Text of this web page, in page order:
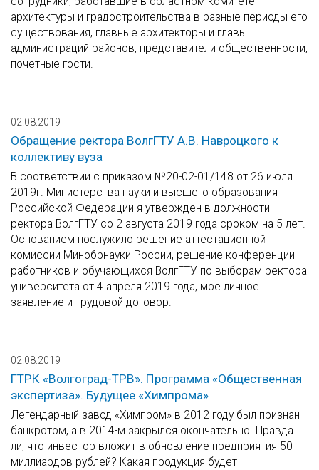
архитектуры и градостроительства в разные периоды его
существования, главные архитекторы и главы
администраций районов, представители общественности,
почетные гости.
02.08.2019
Обращение ректора ВолгГТУ А.В. Навроцкого к
коллективу вуза
В соответствии с приказом №20-02-01/148 от 26 июля
2019г. Министерства науки и высшего образования
Российской Федерации я утвержден в должности
ректора ВолгГТУ со 2 августа 2019 года сроком на 5 лет.
Основанием послужило решение аттестационной
комиссии Минобрнауки России, решение конференции
работников и обучающихся ВолгГТУ по выборам ректора
университета от 4 апреля 2019 года, мое личное
заявление и трудовой договор.
02.08.2019
ГТРК «Волгоград-ТРВ». Программа «Общественная
экспертиза». Будущее «Химпрома»
Легендарный завод «Химпром» в 2012 году был признан
банкротом, а в 2014-м закрылся окончательно. Правда
ли, что инвестор вложит в обновление предприятия 50
миллиардов рублей? Какая продукция будет